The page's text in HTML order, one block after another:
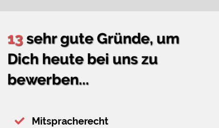
13sehr gute Gründe, um
Dich heute bei uns zu
bewerben...
Mitspracherecht